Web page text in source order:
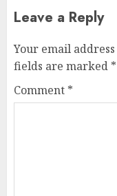
Leave a Reply
Your email
fields are marked *
Comment *